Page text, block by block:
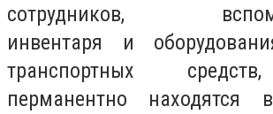
сотрудников,
инвентаря и
транспортных
перманентно находятся